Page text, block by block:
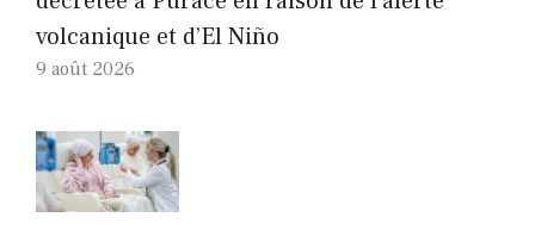
volcanique et d’El Niño
9 août 2026